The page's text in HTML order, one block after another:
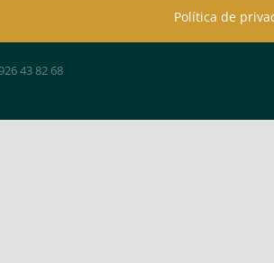
Política de
43 82 68